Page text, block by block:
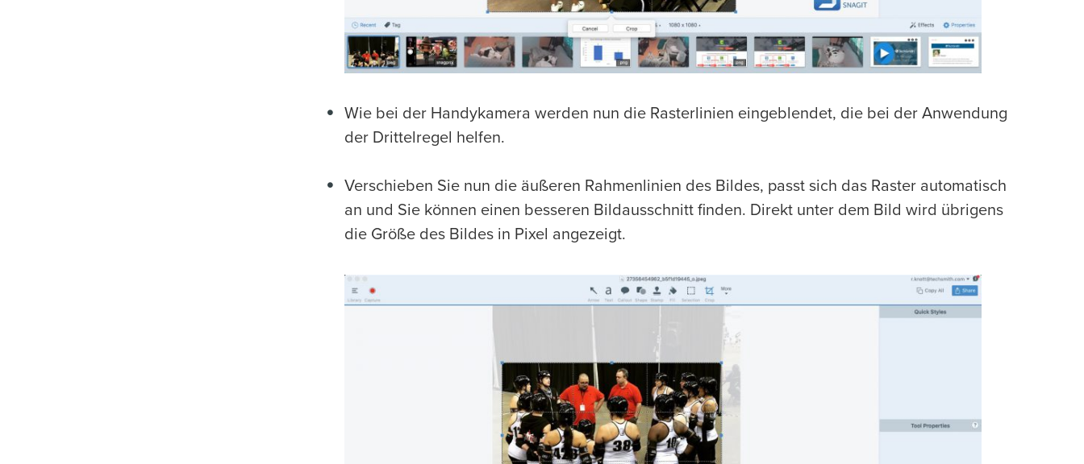
Wie bei der Handykamera werden nun die Rasterlinien eingeblendet, die bei der Anwendung
der Drittelregel helfen.
Verschieben Sie nun die äußeren Rahmenlinien des Bildes, passt sich das Raster automatisch
an und Sie können einen besseren Bildausschnitt finden. Direkt unter dem Bild wird übrigens
die Größe des Bildes in Pixel angezeigt.